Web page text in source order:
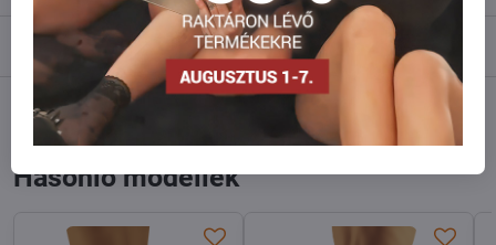
Fórum 0
Facebook Reddit LinkedIn WhatsApp
mail
Hasonló modellek